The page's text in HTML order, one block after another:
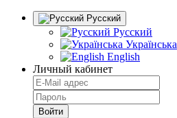
Русский
Русский
Українська
English
Личный кабинет